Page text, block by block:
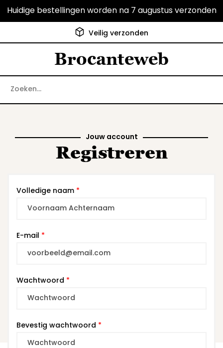
Huidige bestellingen worden na 7 augustus verzonden
Veilig verzonden
Brocanteweb
Jouw account
Registreren
Volledige naam *
E-mail *
Wachtwoord *
Bevestig wachtwoord *